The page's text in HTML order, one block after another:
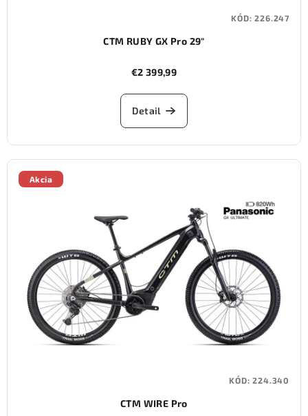
CTM RUBY GX Pro 29"
€2 399,99
Detail
KÓD:226.247
Akcia
CTM WIRE Pro
KÓD:224.340